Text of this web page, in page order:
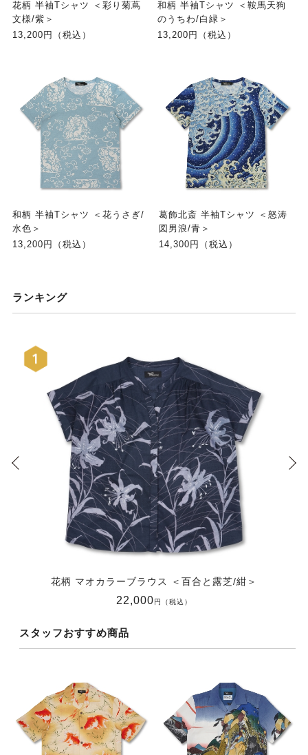
花柄 半袖Tシャツ ＜彩り菊蔦
文様/紫＞
13,200円（税込）
和柄 半袖Tシャツ ＜鞍馬天狗
のうちわ/白緑＞
13,200円（税込）
和柄 半袖Tシャツ ＜花うさぎ/
水色＞
13,200円（税込）
葛飾北斎 半袖Tシャツ ＜怒涛
図男浪/青＞
14,300円（税込）
ランキング
花柄 マオカラーブラウス ＜百合と露芝/紺＞
22,000円（税込）
スタッフおすすめ商品